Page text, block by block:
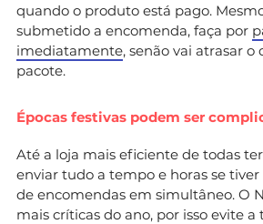
quando o produto está pago.
submetido a encomenda, faça por
imediatamente, senão vai atrasar o
pacote.
Épocas festivas podem ser
Até a loja mais eficiente de todas
enviar tudo a tempo e horas se
de encomendas em simultâneo. O
mais críticas do ano, por isso evite